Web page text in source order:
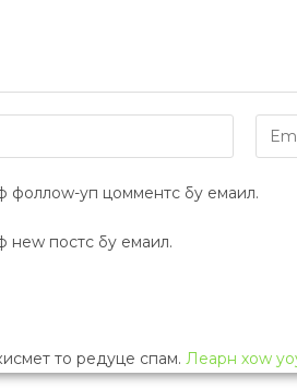
фоллоw-уп цомментс бy емаил.
неw постс бy емаил.
то редуце спам. Леарн хоw